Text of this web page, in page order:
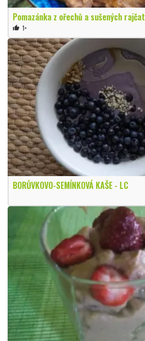
Pomazánka z ořechů a sušených rajčat
thumb_up 1×
BORŮVKOVO-SEMÍNKOVÁ KAŠE - LC